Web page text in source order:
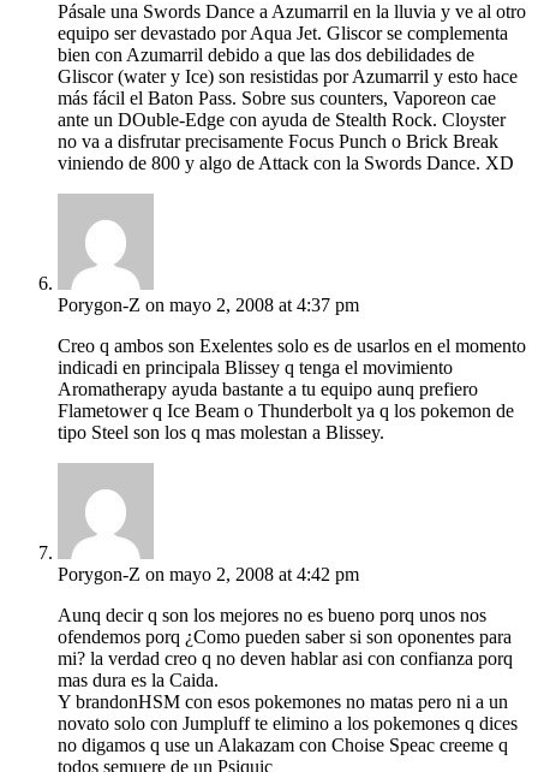
Pásale una Swords Dance a Azumarril en la lluvia y ve al otro
equipo ser devastado por Aqua Jet. Gliscor se complementa
bien con Azumarril debido a que las dos debilidades de
Gliscor (water y Ice) son resistidas por Azumarril y esto hace
más fácil el Baton Pass. Sobre sus counters, Vaporeon cae
ante un DOuble-Edge con ayuda de Stealth Rock. Cloyster
no va a disfrutar precisamente Focus Punch o Brick Break
viniendo de 800 y algo de Attack con la Swords Dance. XD
Porygon-Z on mayo 2, 2008 at 4:37 pm
Creo q ambos son Exelentes solo es de usarlos en el momento
indicadi en principala Blissey q tenga el movimiento
Aromatherapy ayuda bastante a tu equipo aunq prefiero
Flametower q Ice Beam o Thunderbolt ya q los pokemon de
tipo Steel son los q mas molestan a Blissey.
Porygon-Z on mayo 2, 2008 at 4:42 pm
Aunq decir q son los mejores no es bueno porq unos nos
ofendemos porq ¿Como pueden saber si son oponentes para
mi? la verdad creo q no deven hablar asi con confianza porq
mas dura es la Caida.
Y brandonHSM con esos pokemones no matas pero ni a un
novato solo con Jumpluff te elimino a los pokemones q dices
no digamos q use un Alakazam con Choise Speac creeme q
todos semuere de un Psiquic